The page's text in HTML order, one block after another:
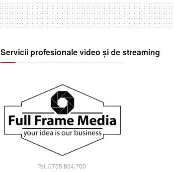
Servicii profesionale video și de streaming
Tel. 0755.854.700